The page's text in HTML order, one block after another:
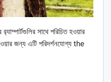
সাথে পরিচিত হওয়ার
জন্য এটি পরিদর্শনযোগ্য the